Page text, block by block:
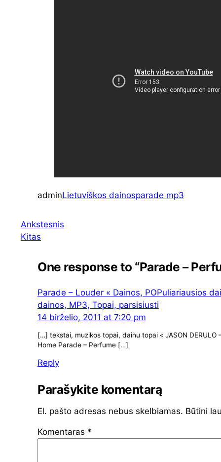
adminLietuviškos dainosparade mp3
Ankstesnis
Kitas
One response to “Parade –
Parade – Louder « Dainos, POPuliariausios
dainos, MP3, Topai, parsisiusti
14 birželio, 2011 at 7:20 pm
[…] tekstai, muzikos topai, dainu topai « JASON DERULO
Home Parade – Perfume […]
Reply
Parašykite komentarą
El. pašto adresas nebus skelbiamas. Būtini
Komentaras *